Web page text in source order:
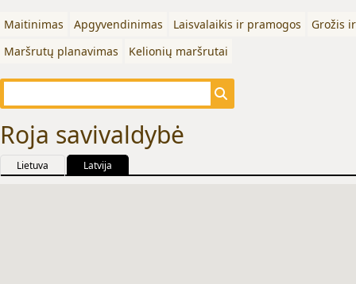
Maitinimas Apgyvendinimas Laisvalaikis ir pramogos
Grožis
Maršrutų planavimas
Kelionių maršrutai
Roja savivaldybė
Lietuva Latvija